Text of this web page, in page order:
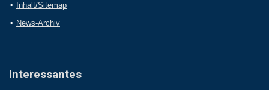
Inhalt/Sitemap
News-Archiv
Interessantes